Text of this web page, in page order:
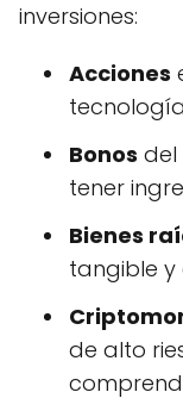
inversiones:
Acciones
Bonos del
tener
Bienes
tangible y
de alto